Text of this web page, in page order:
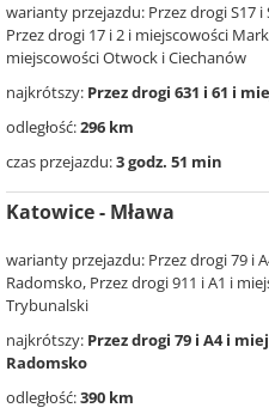
warianty przejazdu: Przez drogi S17 i
Przez drogi 17 i 2 i miejscowości
miejscowości Otwock i Ciechanów
najkrótszy: Przez drogi 631 i 61 i
odległość:296 km
czas przejazdu:3 godz. 51 min
Katowice - Mława
warianty przejazdu: Przez drogi 79 i
Radomsko, Przez drogi 911 i A1 i
Trybunalski
najkrótszy: Przez drogi 79 i A4 i
Radomsko
odległość:390 km